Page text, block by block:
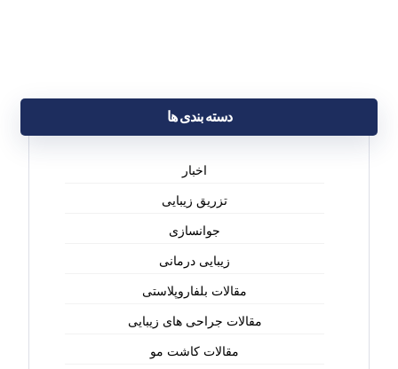
دسته بندی ها
اخبار
تزریق زیبایی
جوانسازی
زیبایی درمانی
مقالات بلفاروپلاستی
مقالات جراحی های زیبایی
مقالات کاشت مو